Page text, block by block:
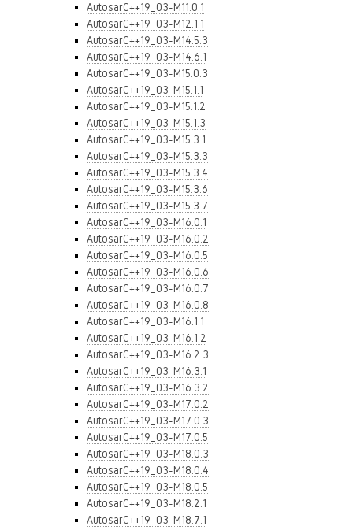
AutosarC++19_03-M11.0.1
AutosarC++19_03-M12.1.1
AutosarC++19_03-M14.5.3
AutosarC++19_03-M14.6.1
AutosarC++19_03-M15.0.3
AutosarC++19_03-M15.1.1
AutosarC++19_03-M15.1.2
AutosarC++19_03-M15.1.3
AutosarC++19_03-M15.3.1
AutosarC++19_03-M15.3.3
AutosarC++19_03-M15.3.4
AutosarC++19_03-M15.3.6
AutosarC++19_03-M15.3.7
AutosarC++19_03-M16.0.1
AutosarC++19_03-M16.0.2
AutosarC++19_03-M16.0.5
AutosarC++19_03-M16.0.6
AutosarC++19_03-M16.0.7
AutosarC++19_03-M16.0.8
AutosarC++19_03-M16.1.1
AutosarC++19_03-M16.1.2
AutosarC++19_03-M16.2.3
AutosarC++19_03-M16.3.1
AutosarC++19_03-M16.3.2
AutosarC++19_03-M17.0.2
AutosarC++19_03-M17.0.3
AutosarC++19_03-M17.0.5
AutosarC++19_03-M18.0.3
AutosarC++19_03-M18.0.4
AutosarC++19_03-M18.0.5
AutosarC++19_03-M18.2.1
AutosarC++19_03-M18.7.1